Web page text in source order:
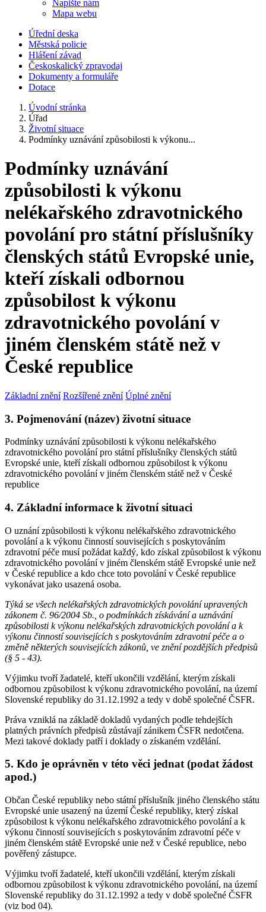
Napište nám
Mapa webu
Úřední deska
Městská policie
Hlášení závad
Českoskalický zpravodaj
Dokumenty a formuláře
Dotace
Úvodní stránka
Úřad
Životní situace
Podmínky uznávání způsobilosti k výkonu...
Podmínky uznávání
způsobilosti k výkonu
nelékařského zdravotnického
povolání pro státní příslušníky
členských států Evropské unie,
kteří získali odbornou
způsobilost k výkonu
zdravotnického povolání v
jiném členském státě než v
České republice
Základní znění Rozšířené znění Úplné znění
3. Pojmenování (název) životní situace
Podmínky uznávání způsobilosti k výkonu nelékařského
zdravotnického povolání pro státní příslušníky členských států
Evropské unie, kteří získali odbornou způsobilost k výkonu
zdravotnického povolání v jiném členském státě než v České
republice
4. Základní informace k životní situaci
O uznání způsobilosti k výkonu nelékařského zdravotnického
povolání a k výkonu činností souvisejících s poskytováním
zdravotní péče musí požádat každý, kdo získal způsobilost k výkonu
zdravotnického povolání v jiném členském státě Evropské unie než
v České republice a kdo chce toto povolání v České republice
vykonávat jako usazená osoba.
Týká se všech nelékařských zdravotnických povolání upravených
zákonem č. 96/2004 Sb., o podmínkách získávání a uznávání
způsobilosti k výkonu nelékařských zdravotnických povolání a k
výkonu činností souvisejících s poskytováním zdravotní péče a o
změně některých souvisejících zákonů, ve znění pozdějších předpisů
(§ 5 - 43).
Výjimku tvoří žadatelé, kteří ukončili vzdělání, kterým získali
odbornou způsobilost k výkonu zdravotnického povolání, na území
Slovenské republiky do 31.12.1992 a tedy v době společné ČSFR.
Práva vzniklá na základě dokladů vydaných podle tehdejších
platných právních předpisů zůstávají zánikem ČSFR nedotčena.
Mezi takové doklady patří i doklady o získaném vzdělání.
5. Kdo je oprávněn v této věci jednat (podat žádost
apod.)
Občan České republiky nebo státní příslušník jiného členského státu
Evropské unie usazený na území České republiky, který získal
způsobilost k výkonu nelékařského zdravotnického povolání a k
výkonu činností souvisejících s poskytováním zdravotní péče v
jiném členském státě Evropské unie než v České republice, nebo
pověřený zástupce.
Výjimku tvoří žadatelé, kteří ukončili vzdělání, kterým získali
odbornou způsobilost k výkonu zdravotnického povolání, na území
Slovenské republiky do 31.12.1992 a tedy v době společné ČSFR
(viz bod 04).